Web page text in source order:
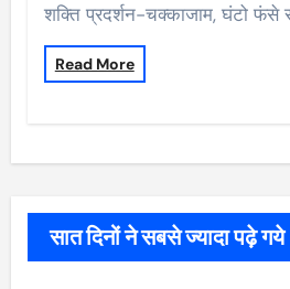
शक्ति प्रदर्शन-चक्काजाम, घंटो फंसे
Read More
सात दिनों ने सबसे ज्यादा पढ़े गये